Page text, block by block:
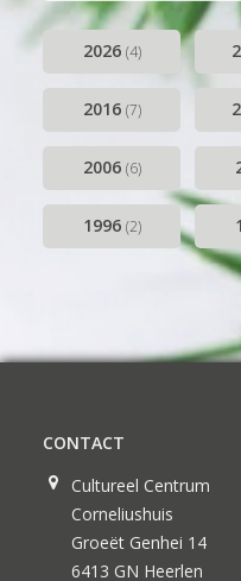
2026 (4)
2016 (7)
2006 (6)
1996 (2)
CONTACT
Cultureel Centrum
Corneliushuis
Groeët Genhei 14
6413 GN Heerlen